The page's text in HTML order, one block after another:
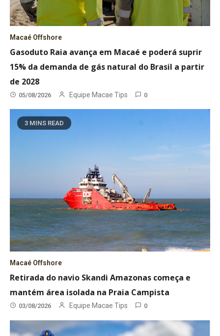
Macaé Offshore
Gasoduto Raia avança em Macaé e poderá suprir
15% da demanda de gás natural do Brasil a partir
de 2028
05/08/2026 Equipe Macae Tips 0
3 MINS READ
Macaé Offshore
Retirada do navio Skandi Amazonas começa e
mantém área isolada na Praia Campista
03/08/2026 Equipe Macae Tips 0